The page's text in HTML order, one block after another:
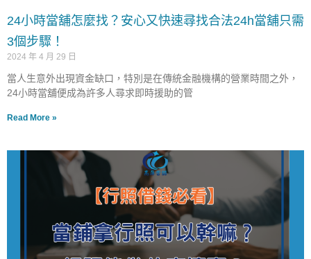
24小時當舖怎麼找？安心又快速尋找合法24h當舖只需
3個步驟！
2024 年 4 月 29 日
當人生意外出現資金缺口，特別是在傳統金融機構的營業時間之外，
24小時當舖便成為許多人尋求即時援助的管
Read More »